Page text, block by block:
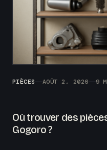
PIÈCES AOÛT 2, 2026 9
Où trouver des
Gogoro ?